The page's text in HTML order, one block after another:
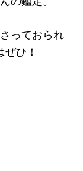
っておられ
ひ！